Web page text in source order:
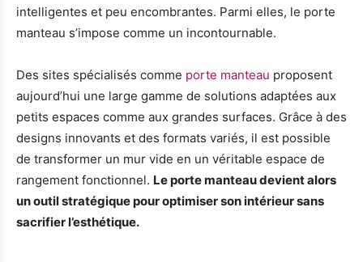
intelligentes et peu encombrantes. Parmi elles, le porte
manteau s’impose comme un incontournable.
Des sites spécialisés comme porte manteau proposent
aujourd’hui une large gamme de solutions adaptées aux
petits espaces comme aux grandes surfaces. Grâce à des
designs innovants et des formats variés, il est possible
de transformer un mur vide en un véritable espace de
rangement fonctionnel. Le porte manteau devient alors
un outil stratégique pour optimiser son intérieur sans
sacrifier l’esthétique.